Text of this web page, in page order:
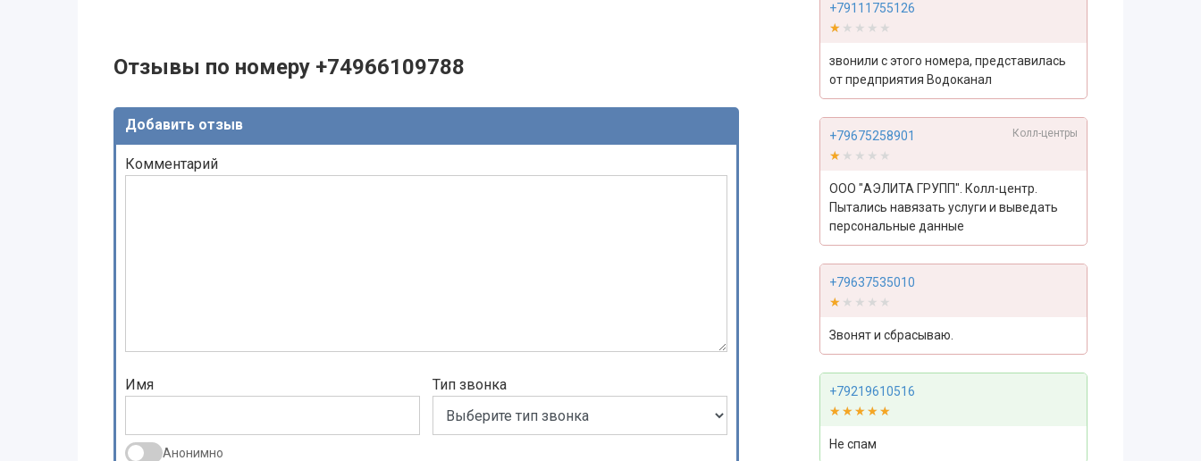
Отзывы по номеру +74966109788
Добавить отзыв
Комментарий
Имя
Анонимно
Тип звонка
+79111755126
★★★★★
★★★★★
звонили с этого номера, представилась
от предприятия Водоканал
+79675258901 Колл-центры
★★★★★
★★★★★
ООО "АЭЛИТА ГРУПП". Колл-центр.
Пытались навязать услуги и выведать
персональные данные
+79637535010
★★★★★
★★★★★
Звонят и сбрасываю.
+79219610516
★★★★★
★★★★★
Не спам